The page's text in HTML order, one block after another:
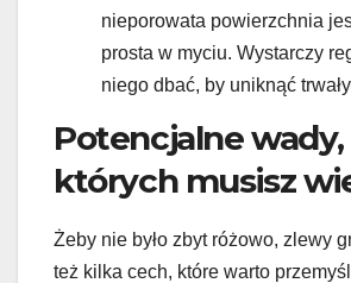
nieporowata powierzchnia
prosta w myciu. Wystarczy
niego dbać, by uniknąć
Potencjalne wady,
których musisz
Żeby nie było zbyt różowo, zlewy
też kilka cech, które warto